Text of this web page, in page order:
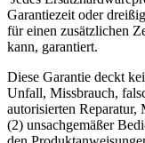
Garantiezeit oder
für einen zusätzlichen
kann, garantiert.
Diese Garantie deckt
Unfall, Missbrauch,
autorisierten
(2) unsachgemäßer